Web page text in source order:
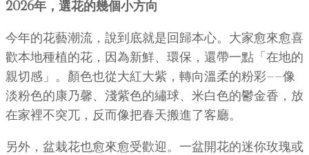
2026年，選花的幾個小方向
今年的花藝潮流，說到底就是回歸本心。大家愈來愈喜
歡本地種植的花，因為新鮮、環保，還帶一點「在地的
親切感」。顏色也從大紅大紫，轉向溫柔的粉彩——像
淡粉色的康乃馨、淺紫色的繡球、米白色的鬱金香，放
在家裡不突兀，反而像把春天搬進了客廳。
另外，盆栽花也愈來愈受歡迎。一盆開花的迷你玫瑰或